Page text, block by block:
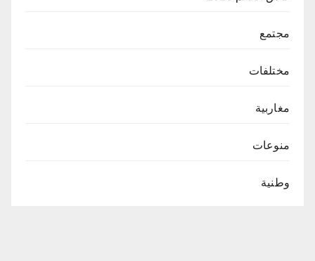
مجتمع
مختلفات
مغاربية
منوعات
وطنية